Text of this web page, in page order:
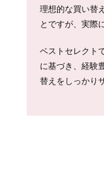
理想的な買い替
とですが、実際
ベストセレクト
に基づき、経験
替えをしっかり